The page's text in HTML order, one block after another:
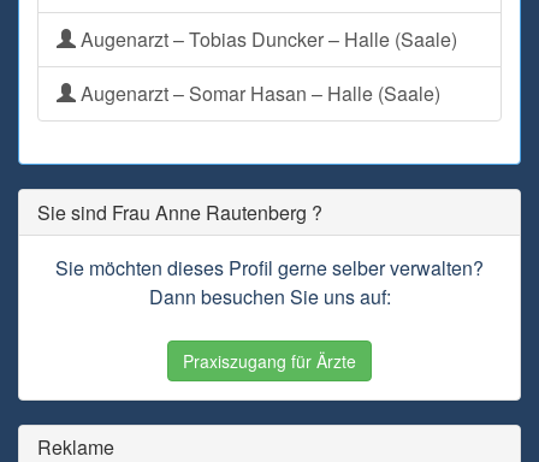
Augenarzt – Tobias Duncker – Halle (Saale)
Augenarzt – Somar Hasan – Halle (Saale)
Sie sind Frau Anne Rautenberg ?
Sie möchten dieses Profil gerne selber verwalten?
Dann besuchen Sie uns auf:
Praxiszugang für Ärzte
Reklame